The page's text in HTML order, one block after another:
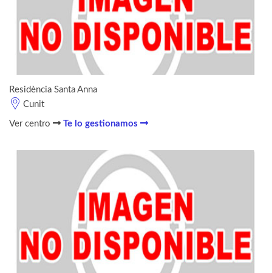
Residència Santa Anna
Cunit
Ver centro Te lo gestionamos